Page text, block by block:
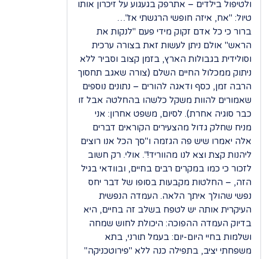
ולטיפול בילדים – אתרפק בגעגוע על זיכרון אותו
טיול: "אח, איזה חופשי הרגשתי אז"…
ברור כי כל אדם זקוק מידי פעם "לנקות את
הראש" אולם ניתן לעשות זאת בצורה ערכית
וסולידית בגבולות הארץ, בזמן קצוב וסביר ללא
ניתוק ממכלול החיים השלם (צורה שאגב תחסוך
הרבה זמן, כסף ודאגה להורים – נתונים נוספים
שאמורים להוות משקל כלשהו בהחלטה אבל זו
כבר סוגיה אחרת). לסיום, משפט אחרון: אני
מניח שחלק גדול מהצעירים הקוראים דברים
אלה יאמרו שיש פה הגזמה ו"סך הכל אנו רוצים
ליהנות קצת וצא לנו מהווריד!". אולי. רק חשוב
לזכור כי כמו במקרים רבים בחיים, ובוודאי בגיל
הזה, – החלטות מקבעות בסופו של דבר יחס
נפשי שהולך איתך הלאה. העמדה הנפשית
העיקרית אותה יש לטפח בשלב זה בחיים, היא
בדיוק העמדה ההפוכה: היכולת לחוש שמחה
ושלמות בחיי היום-יום: בעמל תורני, בתא
משפחתי יציב, בתפילה כנה ללא "פירוטכניקה"